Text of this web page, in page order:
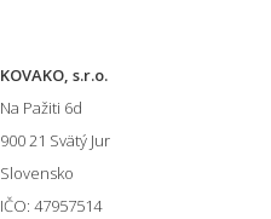
KOVAKO, s.r.o.
Na Pažiti 6d
900 21 Svätý Jur
Slovensko
IČO: 47957514